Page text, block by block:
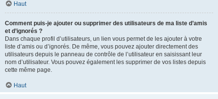
Haut
Comment puis-je ajouter ou supprimer des utilisateurs de ma liste d’amis
et d’ignorés ?
Dans chaque profil d’utilisateurs, un lien vous permet de les ajouter à votre
liste d’amis ou d’ignorés. De même, vous pouvez ajouter directement des
utilisateurs depuis le panneau de contrôle de l’utilisateur en saisissant leur
nom d’utilisateur. Vous pouvez également les supprimer de vos listes depuis
cette même page.
Haut